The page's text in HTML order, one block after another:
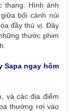
thang. Hình ảnh
bối cảnh núi
đầy thú vị. Đây
thước phim
Sapa ngay hôm
và các địa điểm
thường rơi vào